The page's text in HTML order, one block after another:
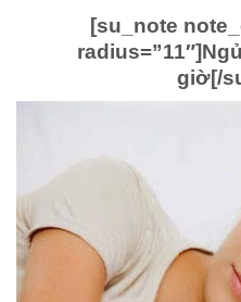
[su_note
radius=”11″]
giờ[/